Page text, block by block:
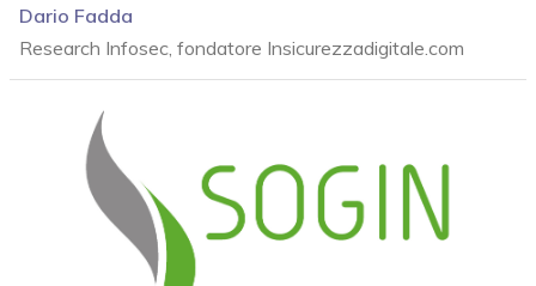
Dario Fadda
Research Infosec, fondatore Insicurezzadigitale.com